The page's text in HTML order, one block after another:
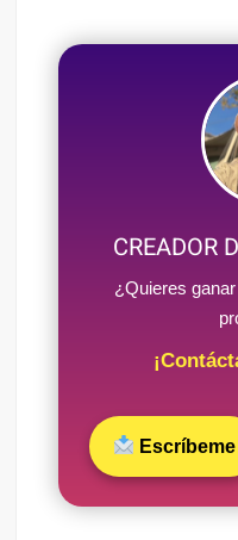
CREADOR
¿Quieres
Escríbeme